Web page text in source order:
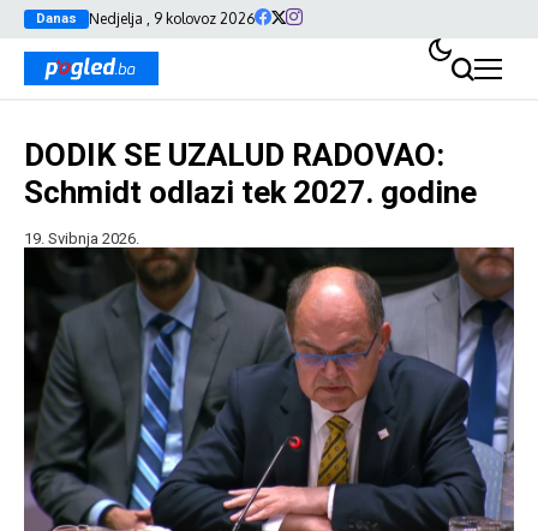
Danas Nedjelja , 9 kolovoz 2026
DODIK SE UZALUD RADOVAO:
Schmidt odlazi tek 2027. godine
19. Svibnja 2026.